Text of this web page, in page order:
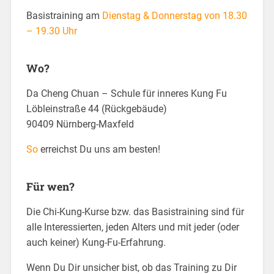
Basistraining am Dienstag & Donnerstag von 18.30
– 19.30 Uhr
Wo?
Da Cheng Chuan – Schule für inneres Kung Fu
Löbleinstraße 44 (Rückgebäude)
90409 Nürnberg-Maxfeld
Soerreichst Du uns am besten!
Für wen?
Die Chi-Kung-Kurse bzw. das Basistraining sind für
alle Interessierten, jeden Alters und mit jeder (oder
auch keiner) Kung-Fu-Erfahrung.
Wenn Du Dir unsicher bist, ob das Training zu Dir